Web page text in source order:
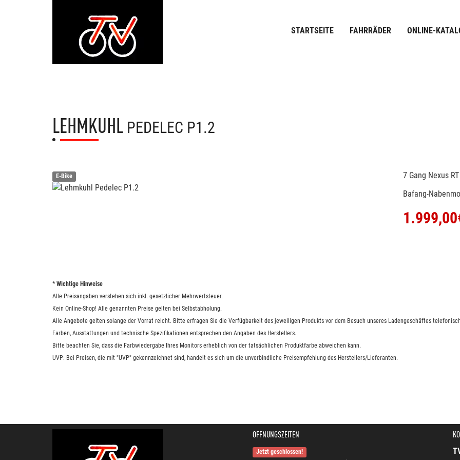
STARTSEITE FAHRRÄDER ONLINE-
LEHMKUHL PEDELEC P1.2
E-Bike
7 Gang Nexus RT
Bafang-
1.999,00
* Wichtige Hinweise
Alle Preisangaben verstehen sich inkl. gesetzlicher Mehrwertsteuer.
Kein Online-Shop! Alle genannten Preise gelten bei Selbstabholung.
Alle Angebote gelten solange der Vorrat reicht. Bitte erfragen Sie die Verfügbarkeit des jeweiligen Produkts vor dem Besuch unseres Ladengeschäftes
Farben, Ausstattungen und technische Spezifikationen entsprechen den Angaben des Herstellers.
Bitte beachten Sie, dass die Farbwiedergabe Ihres Monitors erheblich von der tatsächlichen Produktfarbe abweichen kann.
UVP: Bei Preisen, die mit "UVP" gekennzeichnet sind, handelt es sich um die unverbindliche Preisempfehlung des Herstellers/Lieferanten.
ÖFFNUNGSZEITEN
Jetzt geschlossen!